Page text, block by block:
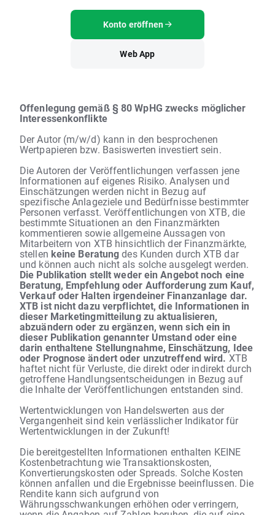
Konto eröffnen
Web App
Offenlegung gemäß § 80 WpHG zwecks möglicher
Interessenkonflikte
Der Autor (m/w/d) kann in den besprochenen
Wertpapieren bzw. Basiswerten investiert sein.
Die Autoren der Veröffentlichungen verfassen jene
Informationen auf eigenes Risiko. Analysen und
Einschätzungen werden nicht in Bezug auf
spezifische Anlageziele und Bedürfnisse bestimmter
Personen verfasst. Veröffentlichungen von XTB, die
bestimmte Situationen an den Finanzmärkten
kommentieren sowie allgemeine Aussagen von
Mitarbeitern von XTB hinsichtlich der Finanzmärkte,
stellen keine Beratungdes Kunden durch XTB dar
und können auch nicht als solche ausgelegt werden.
Die Publikation stellt weder ein Angebot noch eine
Beratung, Empfehlung oder Aufforderung zum Kauf,
Verkauf oder Halten irgendeiner Finanzanlage dar.
XTB ist nicht dazu verpflichtet, die Informationen in
dieser Marketingmitteilung zu aktualisieren,
abzuändern oder zu ergänzen, wenn sich ein in
dieser Publikation genannter Umstand oder eine
darin enthaltene Stellungnahme, Einschätzung, Idee
oder Prognose ändert oder unzutreffend wird. XTB
haftet nicht für Verluste, die direkt oder indirekt durch
getroffene Handlungsentscheidungen in Bezug auf
die Inhalte der Veröffentlichungen entstanden sind.
Wertentwicklungen von Handelswerten aus der
Vergangenheit sind kein verlässlicher Indikator für
Wertentwicklungen in der Zukunft!
Die bereitgestellten Informationen enthalten KEINE
Kostenbetrachtung wie Transaktionskosten,
Konvertierungskosten oder Spreads. Solche Kosten
können anfallen und die Ergebnisse beeinflussen. Die
Rendite kann sich aufgrund von
Währungsschwankungen erhöhen oder verringern,